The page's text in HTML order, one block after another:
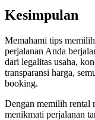
Kesimpulan
Memahami tips
perjalanan Anda
dari legalitas usaha,
transparansi harga,
booking.
Dengan memilih rental
menikmati perjalanan